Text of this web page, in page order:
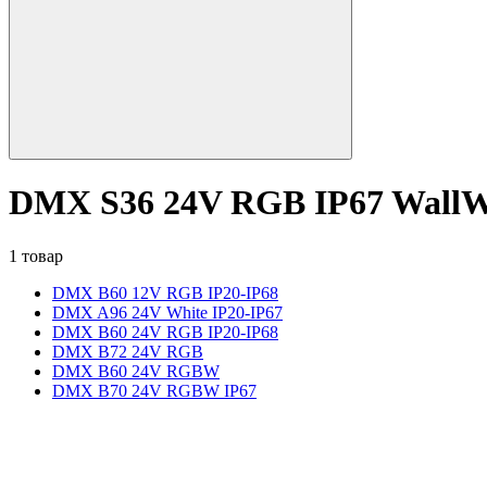
DMX S36 24V RGB IP67
1 товар
DMX B60 12V RGB IP20-IP68
DMX A96 24V White IP20-IP67
DMX B60 24V RGB IP20-IP68
DMX B72 24V RGB
DMX B60 24V RGBW
DMX B70 24V RGBW IP67